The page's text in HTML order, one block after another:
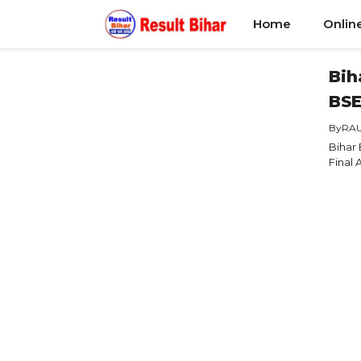
content
Home
By
Bihar
Final